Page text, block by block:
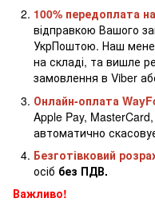
100% передоплата
відправкою Вашого
УкрПоштою. Наш
на складі, та вишле
замовлення в Viber
Онлайн-оплата
Apple Pay,
автоматично
Безготівковий
осіб без ПДВ.
Важливо!